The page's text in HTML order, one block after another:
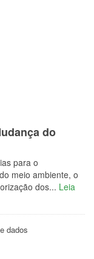
do
para o
meio ambiente, o
dos... Leia
dados